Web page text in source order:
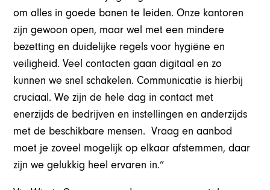
om alles in goede banen te leiden. Onze kantoren
zijn gewoon open, maar wel met een mindere
bezetting en duidelijke regels voor hygiëne en
veiligheid. Veel contacten gaan digitaal en zo
kunnen we snel schakelen. Communicatie is hierbij
cruciaal. We zijn de hele dag in contact met
enerzijds de bedrijven en instellingen en anderzijds
met de beschikbare mensen. Vraag en aanbod
moet je zoveel mogelijk op elkaar afstemmen, daar
zijn we gelukkig heel ervaren in.”